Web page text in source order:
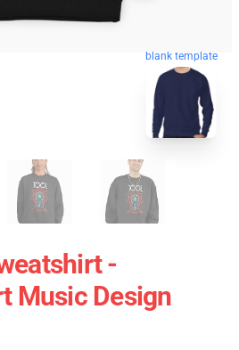
blank template
-
Music Design